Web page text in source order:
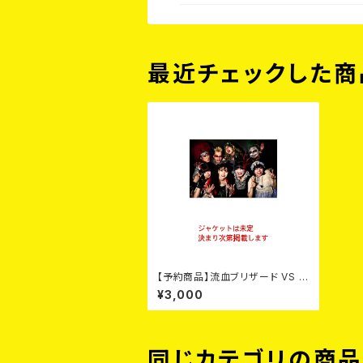
最近チェックした
【予約商品】流血ブリザード VS 人
畜乱弾 / いてこまし爆裂ドーロ 臭
血死闘篇 (CD)【9月2日発売】
¥3,000